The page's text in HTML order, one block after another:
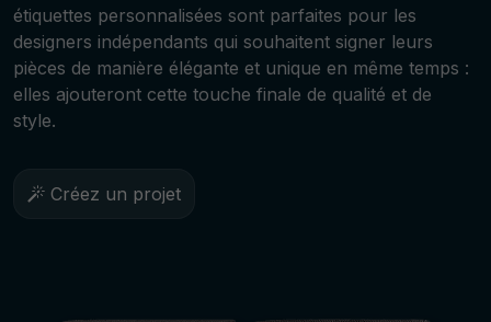
étiquettes personnalisées sont parfaites pour les
designers indépendants qui souhaitent signer leurs
pièces de manière élégante et unique en même temps :
elles ajouteront cette touche finale de qualité et de
style.
Créez un projet